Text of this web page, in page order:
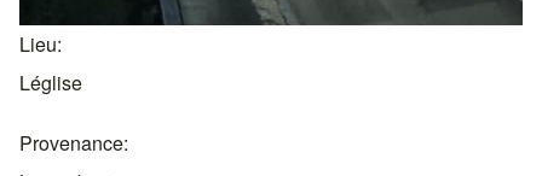
Lieu
Léglise
Provenance